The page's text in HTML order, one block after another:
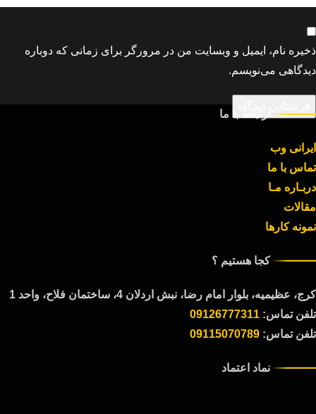
ذخیره نام، ایمیل و وبسایت من در مرورگر برای زمانی که دوباره
دیدگاهی می‌نویسم.
ارتباط با ما
ایرانی وب
تماس با ما
دربـاره مـا
مقالات
نمونه کارها
کجا هستیم ؟
کرج، عظیمیه، بلوار امام رضا، نبش اردلان 4، ساختمان فلاح، واحد 1
تلفن تماس: 09126777311
تلفن تماس: 09115070789
نماد اعتماد